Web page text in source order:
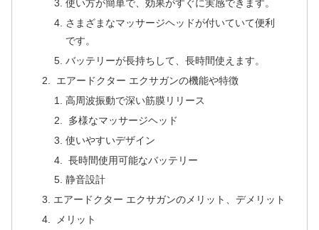
使い方が簡単で、効果がすぐに実感できます。
さまざまなマッサージヘッドが付いていて便利
です。
バッテリーが長持ちして、長時間使えます。
エアードクター エクサガンの機能や特徴
高周波振動で深い筋膜リリース
多様なマッサージヘッド
使いやすいデザイン
長時間使用可能なバッテリー
静音設計
エアードクター エクサガンのメリット、デメリット
メリット